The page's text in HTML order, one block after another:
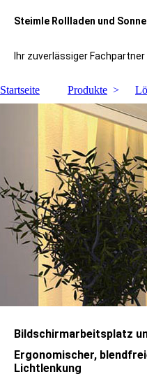
Steimle Rollladen und
Ihr zuverlässiger
Startseite Produkte
Bildschirmarbeitsplatz
Ergonomischer,
Lichtlenkung